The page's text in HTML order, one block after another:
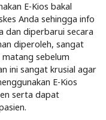
E-Kios bakal
Anda sehingga info
dan diperbarui secara
diperoleh, sangat
matang sebelum
ini sangat krusial agar
E-Kios
serta dapat